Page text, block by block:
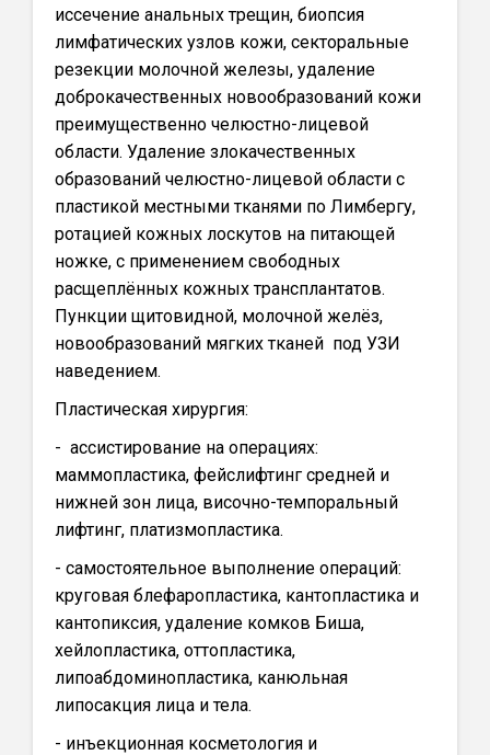
иссечение анальных трещин, биопсия
лимфатических узлов кожи, секторальные
резекции молочной железы, удаление
доброкачественных новообразований кожи
преимущественно челюстно-лицевой
области. Удаление злокачественных
образований челюстно-лицевой области с
пластикой местными тканями по Лимбергу,
ротацией кожных лоскутов на питающей
ножке, с применением свободных
расщеплённых кожных трансплантатов.
Пункции щитовидной, молочной желёз,
новообразований мягких тканей под УЗИ
наведением.
Пластическая хирургия:
- ассистирование на операциях:
маммопластика, фейслифтинг средней и
нижней зон лица, височно-темпоральный
лифтинг, платизмопластика.
- самостоятельное выполнение операций:
круговая блефаропластика, кантопластика и
кантопиксия, удаление комков Биша,
хейлопластика, оттопластика,
липоабдоминопластика, канюльная
липосакция лица и тела.
- инъекционная косметология и